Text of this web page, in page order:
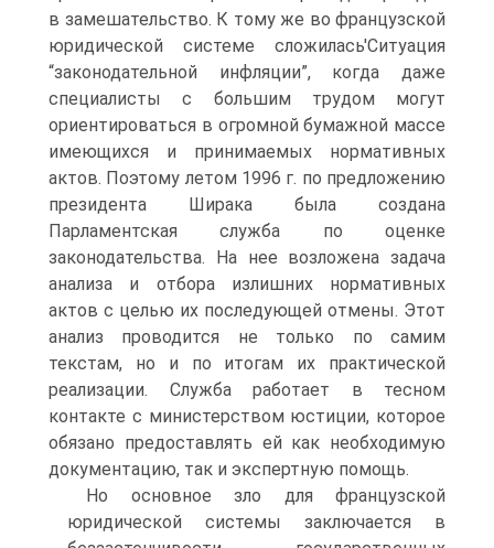
в замешательство. К тому же во французской
юридической системе сложилась'Ситуация
“законодательной инфляции”, когда даже
специалисты с большим трудом могут
ориентироваться в огромной бумажной массе
имеющихся и принимаемых нормативных
актов. Поэтому летом 1996 г. по предложению
президента Ширака была создана
Парламентская служба по оценке
законодательства. На нее возложена задача
анализа и отбора излишних нормативных
актов с целью их последующей отмены. Этот
анализ проводится не только по самим
текстам, но и по итогам их практической
реализации. Служба работает в тесном
контакте с министерством юстиции, которое
обязано предоставлять ей как необходимую
документацию, так и экспертную помощь.
Но основное зло для французской
юридической системы заключается в